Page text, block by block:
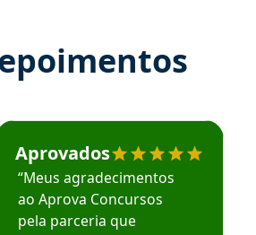
José recomenda o Aprova
Aprovados
“Meus agradecimentos
ao Aprova Concursos
pela parceria que